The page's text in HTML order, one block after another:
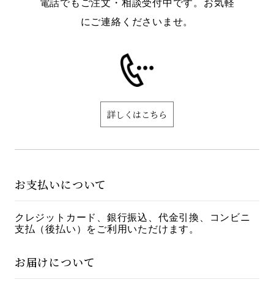
電話でもご注文・相談受付中です。お気軽
にご連絡くださいませ。
詳しくはこちら
お支払いについて
クレジットカード、銀行振込、代金引換、コンビニ
支払（後払い）をご利用いただけます。
お届けについて